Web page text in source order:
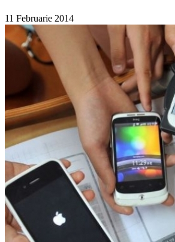
11 Februarie 2014